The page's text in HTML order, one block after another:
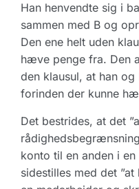
Han henvendte sig i
sammen med B og
Den ene helt uden
hæve penge fra. Den
den klausul, at han
forinden der kunne
Det bestrides, at det
konto til en anden i
sidestilles med det